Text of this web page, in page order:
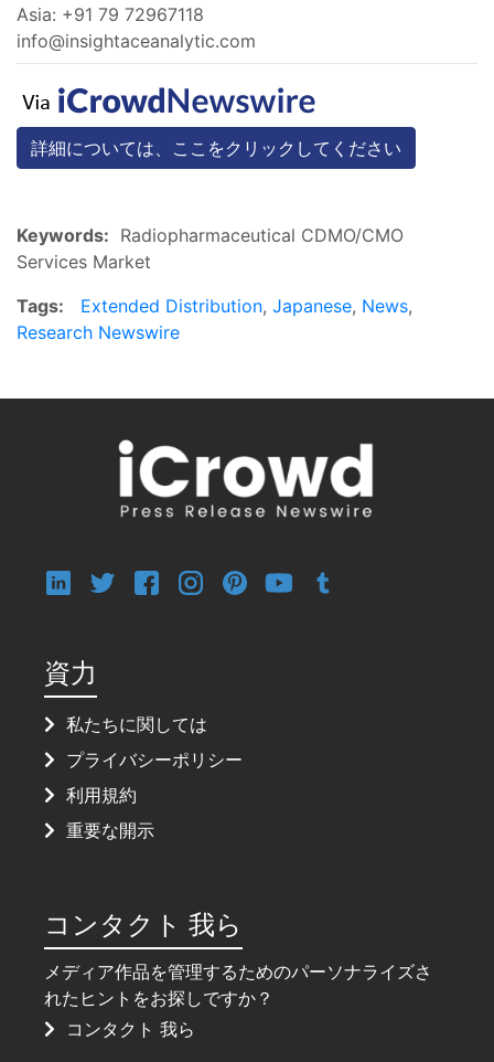
Asia: +91 79 72967118
info@insightaceanalytic.com
詳細については、ここをクリックしてください
Keywords: Radiopharmaceutical CDMO/CMO
Services Market
Tags:
Extended Distribution, Japanese, News,
Research Newswire
資力
私たちに関しては
プライバシーポリシー
利用規約
重要な開示
コンタクト 我ら
メディア作品を管理するためのパーソナライズさ
れたヒントをお探しですか？
コンタクト 我ら